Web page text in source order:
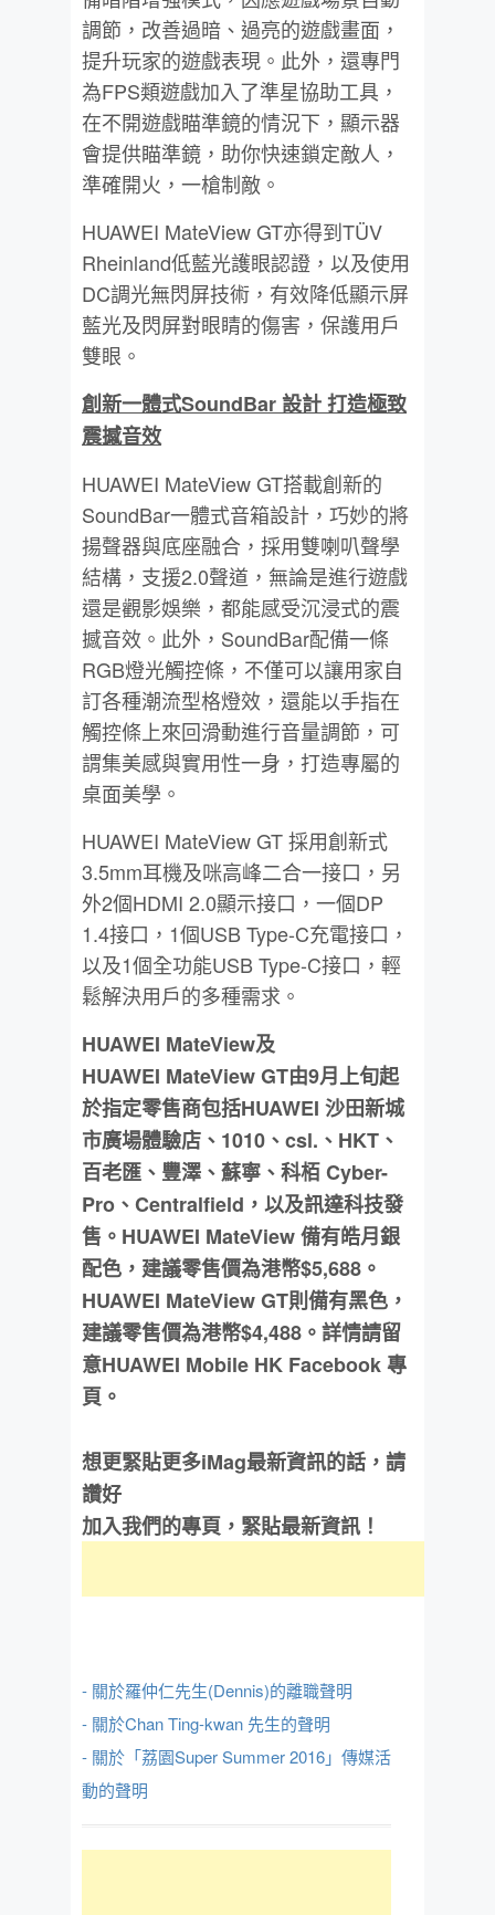
調節，改善過暗、過亮的遊戲畫面，
提升玩家的遊戲表現。此外，還專門
為FPS類遊戲加入了準星協助工具，
在不開遊戲瞄準鏡的情況下，顯示器
會提供瞄準鏡，助你快速鎖定敵人，
準確開火，一槍制敵。
HUAWEI MateView GT亦得到TÜV
Rheinland低藍光護眼認證，以及使用
DC調光無閃屏技術，有效降低顯示屏
藍光及閃屏對眼睛的傷害，保護用戶
雙眼。
創新一體式SoundBar設計打造極致
震撼音效
HUAWEI MateView GT搭載創新的
SoundBar一體式音箱設計，巧妙的將
揚聲器與底座融合，採用雙喇叭聲學
結構，支援2.0聲道，無論是進行遊戲
還是觀影娛樂，都能感受沉浸式的震
撼音效。此外，SoundBar配備一條
RGB燈光觸控條，不僅可以讓用家自
訂各種潮流型格燈效，還能以手指在
觸控條上來回滑動進行音量調節，可
謂集美感與實用性一身，打造專屬的
桌面美學。
HUAWEI MateView GT 採用創新式
3.5mm耳機及咪高峰二合一接口，另
外2個HDMI 2.0顯示接口，一個DP
1.4接口，1個USB Type-C充電接口，
以及1個全功能USB Type-C接口，輕
鬆解決用戶的多種需求。
HUAWEI MateView及
HUAWEI MateView GT由9月上旬起
於指定零售商包括HUAWEI 沙田新城
市廣場體驗店、 1010 、csl. 、 HKT 、
百老匯、豐澤、蘇寧、科栢Cyber-
Pro 、Centralfield ，以及訊達科技發
售。 HUAWEI MateView備有皓月銀
配色，建議零售價為港幣$5,688 。
HUAWEI MateView GT則備有黑色，
建議零售價為港幣$4,488 。詳情請留
意HUAWEI Mobile HK Facebook專
頁。
想更緊貼更多iMag最新資訊的話，請
讚好
加入我們的專頁，緊貼最新資訊！
- 關於羅仲仁先生(Dennis)的離職聲明
- 關於Chan Ting-kwan 先生的聲明
- 關於「荔園Super Summer 2016」傳媒活
動的聲明